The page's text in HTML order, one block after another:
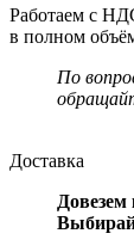
Работаем с
в полном
По
Доставка